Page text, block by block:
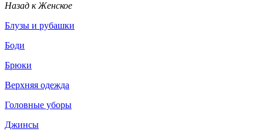
Назад к Женское
Блузы и рубашки
Боди
Брюки
Верхняя одежда
Головные уборы
Джинсы